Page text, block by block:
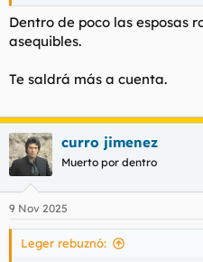
Dentro de poco las esposas
asequibles.
Te saldrá más a cuenta.
curro jimenez
Muerto por dentro
9 Nov 2025
Leger rebuznó: